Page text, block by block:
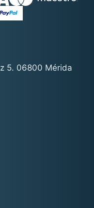
5. 06800 Mérida